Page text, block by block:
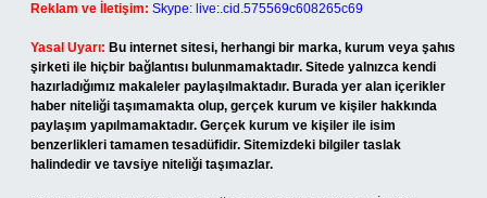
Reklam ve İletişim: Skype: live:.cid.575569c608265c69
Yasal Uyarı: Bu internet sitesi, herhangi bir marka, kurum veya şahıs
şirketi ile hiçbir bağlantısı bulunmamaktadır. Sitede yalnızca kendi
hazırladığımız makaleler paylaşılmaktadır. Burada yer alan içerikler
haber niteliği taşımamakta olup, gerçek kurum ve kişiler hakkında
paylaşım yapılmamaktadır. Gerçek kurum ve kişiler ile isim
benzerlikleri tamamen tesadüfidir. Sitemizdeki bilgiler taslak
halindedir ve tavsiye niteliği taşımazlar.